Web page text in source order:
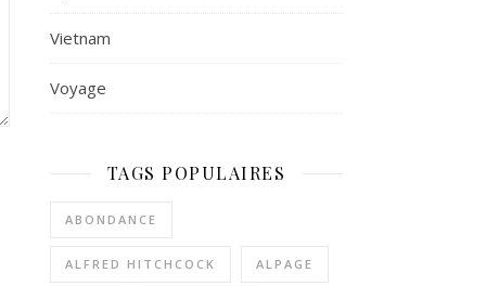
Vietnam
Voyage
TAGS POPULAIRES
ABONDANCE
ALFRED HITCHCOCK ALPAGE